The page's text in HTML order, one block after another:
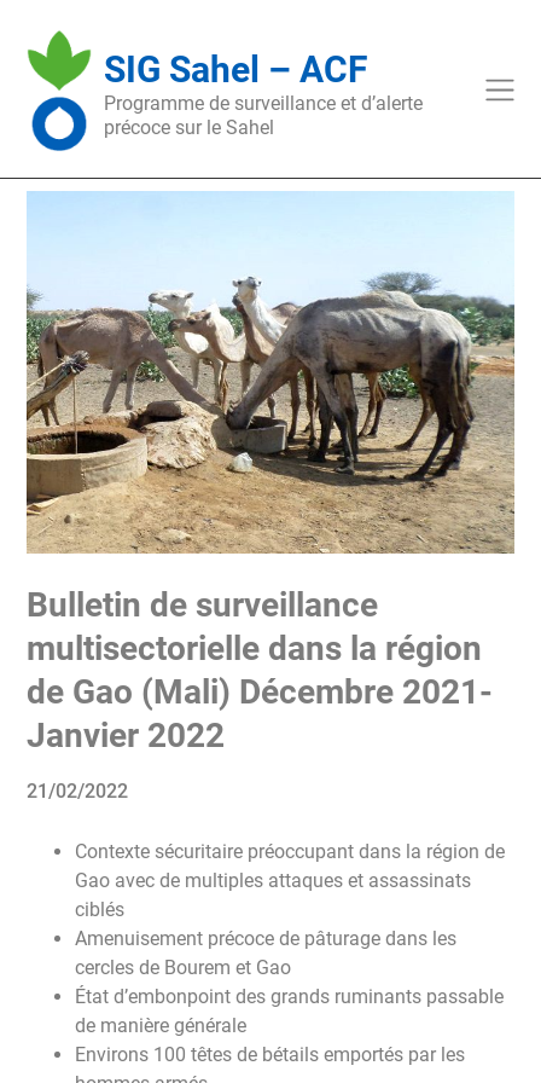
content
SIG Sahel – ACF
Programme de surveillance et d’alerte
précoce sur le Sahel
Bulletin de surveillance
multisectorielle dans la région
de Gao (Mali) Décembre 2021-
Janvier 2022
21/02/2022
Contexte sécuritaire préoccupant dans la région de
Gao avec de multiples attaques et assassinats
ciblés
Amenuisement précoce de pâturage dans les
cercles de Bourem et Gao
État d’embonpoint des grands ruminants passable
de manière générale
Environs 100 têtes de bétails emportés par les